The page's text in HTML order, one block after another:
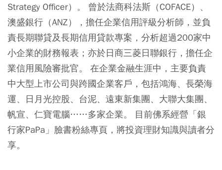
Strategy Officer）。 曾於法商科法斯（COFACE）、
澳盛銀行（ANZ），擔任企業信用評級分析師，並負
責長期聯貸及長期信用貸款專案，分析超過200家中
小企業的財務報表；亦於日商三菱日聯銀行，擔任企
業信用風險審批官。 在企業金融生涯中，主要負責
中大型上市公司與跨國企業客戶，包括鴻海、長榮海
運、日月光控股、台泥、遠東新集團、大聯大集團、
帆宣、仁寶電腦……多家企業。 目前佛系經營「銀
行家PaPa」臉書粉絲專頁，將投資理財知識與讀者分
享。